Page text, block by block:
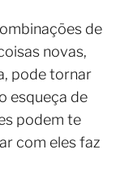
de
novas,
pode tornar
esqueça de
podem te
com eles faz